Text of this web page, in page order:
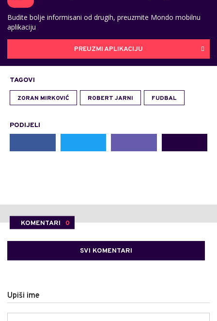
Budite bolje informisani od drugih, preuzmite Mondo mobilnu
aplikaciju
PREUZMI APLIKACIJU
TAGOVI
ZORAN MIRKOVIĆ ROBERT JARNI FUDBAL
PODIJELI
KOMENTARI 0
SVI KOMENTARI
Upiši ime